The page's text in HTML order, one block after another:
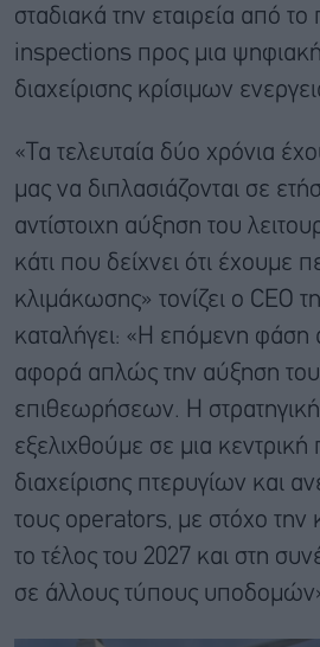
σταδιακά την εταιρεία από
inspections προς μια
διαχείρισης κρίσιμων
«Τα τελευταία δύο χρόνια
μας να διπλασιάζονται σε
αντίστοιχη αύξηση του
κάτι που δείχνει ότι έχουμε
κλιμάκωσης» τονίζει ο CEO
καταλήγει: «Η επόμενη φάση
αφορά απλώς την αύξηση
επιθεωρήσεων. Η στρατηγική
εξελιχθούμε σε μια
διαχείρισης πτερυγίων και
τους operators, με στόχο την
το τέλος του 2027 και στη
σε άλλους τύπους